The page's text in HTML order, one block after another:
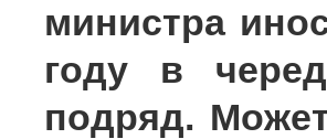
министра
году в
подряд.